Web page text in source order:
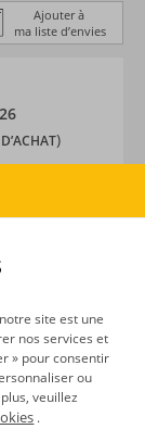
Ajouter à
ma liste d’envies
)
site est une
nos services et
» pour consentir
ou
veuillez
.